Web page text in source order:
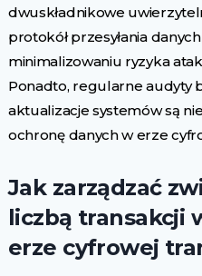
dwuskładnikowe
protokół przesyłania
minimalizowaniu ryzyka
Ponadto, regularne audyty
aktualizacje systemów są
ochronę danych w erze
Jak zarządzać
liczbą transakcji
erze cyfrowej